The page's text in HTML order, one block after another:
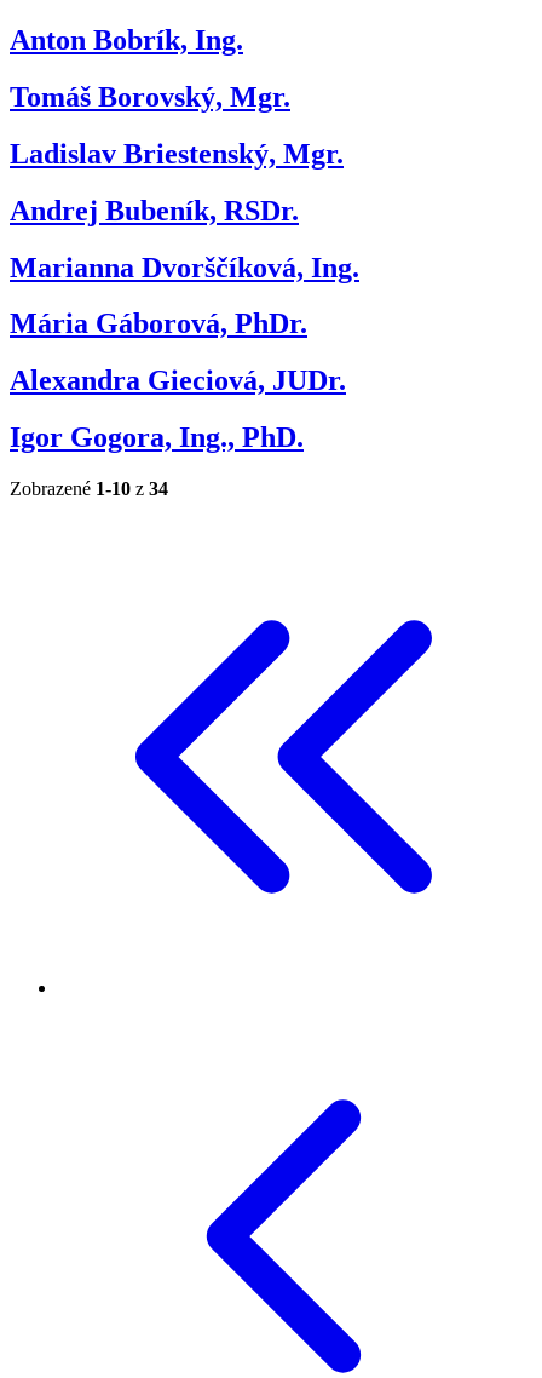
Anton Bobrík, Ing.
Tomáš Borovský, Mgr.
Ladislav Briestenský, Mgr.
Andrej Bubeník, RSDr.
Marianna Dvorščíková, Ing.
Mária Gáborová, PhDr.
Alexandra Gieciová, JUDr.
Igor Gogora, Ing., PhD.
Zobrazené 1-10 z 34